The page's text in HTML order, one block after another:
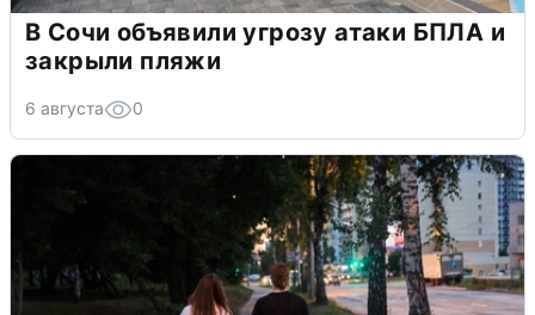
В Сочи объявили угрозу атаки БПЛА и
закрыли пляжи
6 августа 0